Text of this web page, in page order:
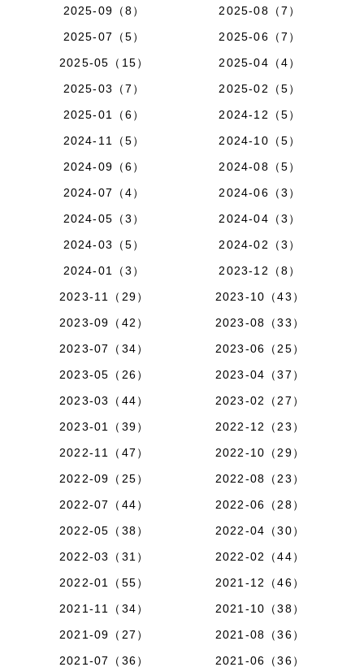
2025-09（8）
2025-08（7）
2025-07（5）
2025-06（7）
2025-05（15）
2025-04（4）
2025-03（7）
2025-02（5）
2025-01（6）
2024-12（5）
2024-11（5）
2024-10（5）
2024-09（6）
2024-08（5）
2024-07（4）
2024-06（3）
2024-05（3）
2024-04（3）
2024-03（5）
2024-02（3）
2024-01（3）
2023-12（8）
2023-11（29）
2023-10（43）
2023-09（42）
2023-08（33）
2023-07（34）
2023-06（25）
2023-05（26）
2023-04（37）
2023-03（44）
2023-02（27）
2023-01（39）
2022-12（23）
2022-11（47）
2022-10（29）
2022-09（25）
2022-08（23）
2022-07（44）
2022-06（28）
2022-05（38）
2022-04（30）
2022-03（31）
2022-02（44）
2022-01（55）
2021-12（46）
2021-11（34）
2021-10（38）
2021-09（27）
2021-08（36）
2021-07（36）
2021-06（36）